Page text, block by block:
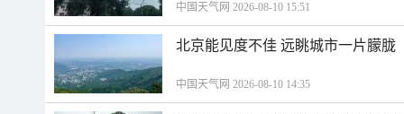
中国天气网 2026-08-10 15:51
北京能见度不佳 远眺城市一片朦胧
中国天气网 2026-08-10 14:35